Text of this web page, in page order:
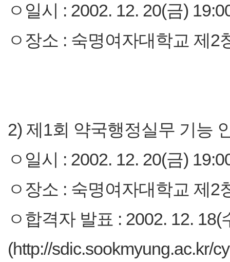
ㅇ일시 : 2002. 12. 20(금)
ㅇ장소 : 숙명여자대학교 제2
2) 제1회 약국행정실무 기능
ㅇ일시 : 2002. 12. 20(금)
ㅇ장소 : 숙명여자대학교 제2
ㅇ합격자 발표 : 2002. 12. 18(
(http://sdic.sookmyung.ac.kr/